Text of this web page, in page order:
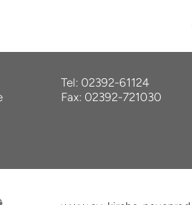
Tel: 02392-61124
Fax: 02392-721030